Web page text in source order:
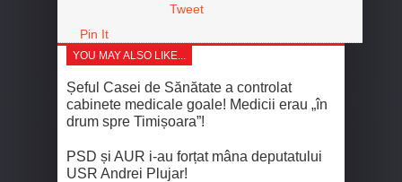
Tweet
Pin It
YOU MAY ALSO LIKE...
Șeful Casei de Sănătate a controlat
cabinete medicale goale! Medicii erau „în
drum spre Timișoara”!
PSD și AUR i-au forțat mâna deputatului
USR Andrei Plujar!